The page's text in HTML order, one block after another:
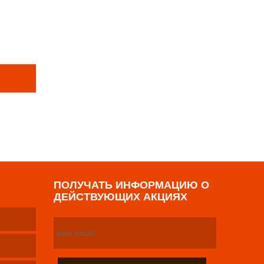
ПОЛУЧАТЬ ИНФОРМАЦИЮ О
ДЕЙСТВУЮЩИХ АКЦИЯХ